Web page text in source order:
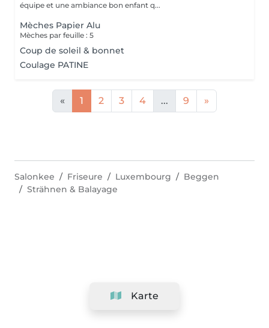
équipe et une ambiance bon enfant q...
Mèches Papier Alu
Mèches par feuille : 5
Coup de soleil & bonnet
Coulage PATINE
« 1 2 3 4 ... 9 »
Karte
Salonkee Friseure Luxembourg
Beggen
Strähnen & Balayage